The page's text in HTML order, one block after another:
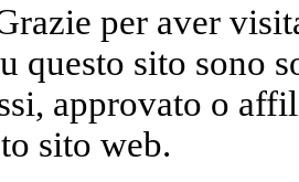
per aver
questo sito sono
approvato o
sito web.